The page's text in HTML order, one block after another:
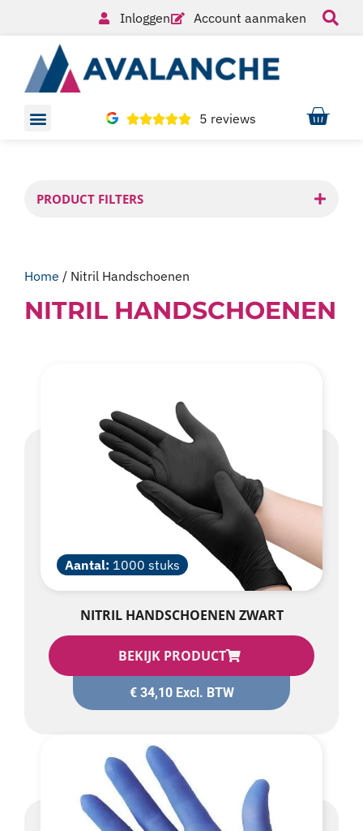
Inloggen Account aanmaken
5 reviews
PRODUCT FILTERS
Home / Nitril Handschoenen
NITRIL HANDSCHOENEN
Aantal: 1000 stuks
NITRIL HANDSCHOENEN ZWART
BEKIJK PRODUCT
€34,10Excl. BTW